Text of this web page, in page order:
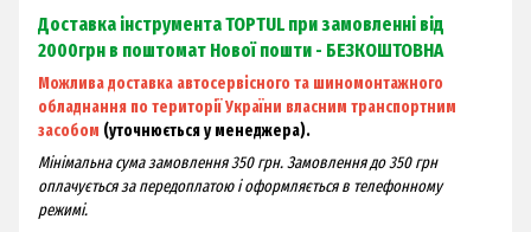
Доставка інструмента TOPTUL при замовленні від
2000грн в поштомат Нової пошти - БЕЗКОШТОВНА
Можлива доставка автосервісного та шиномонтажного
обладнання по території України власним транспортним
засобом (уточнюється у менеджера).
Мінімальна сума замовлення 350 грн. Замовлення до 350 грн
оплачується за передоплатою і оформляється в телефонному
режимі.